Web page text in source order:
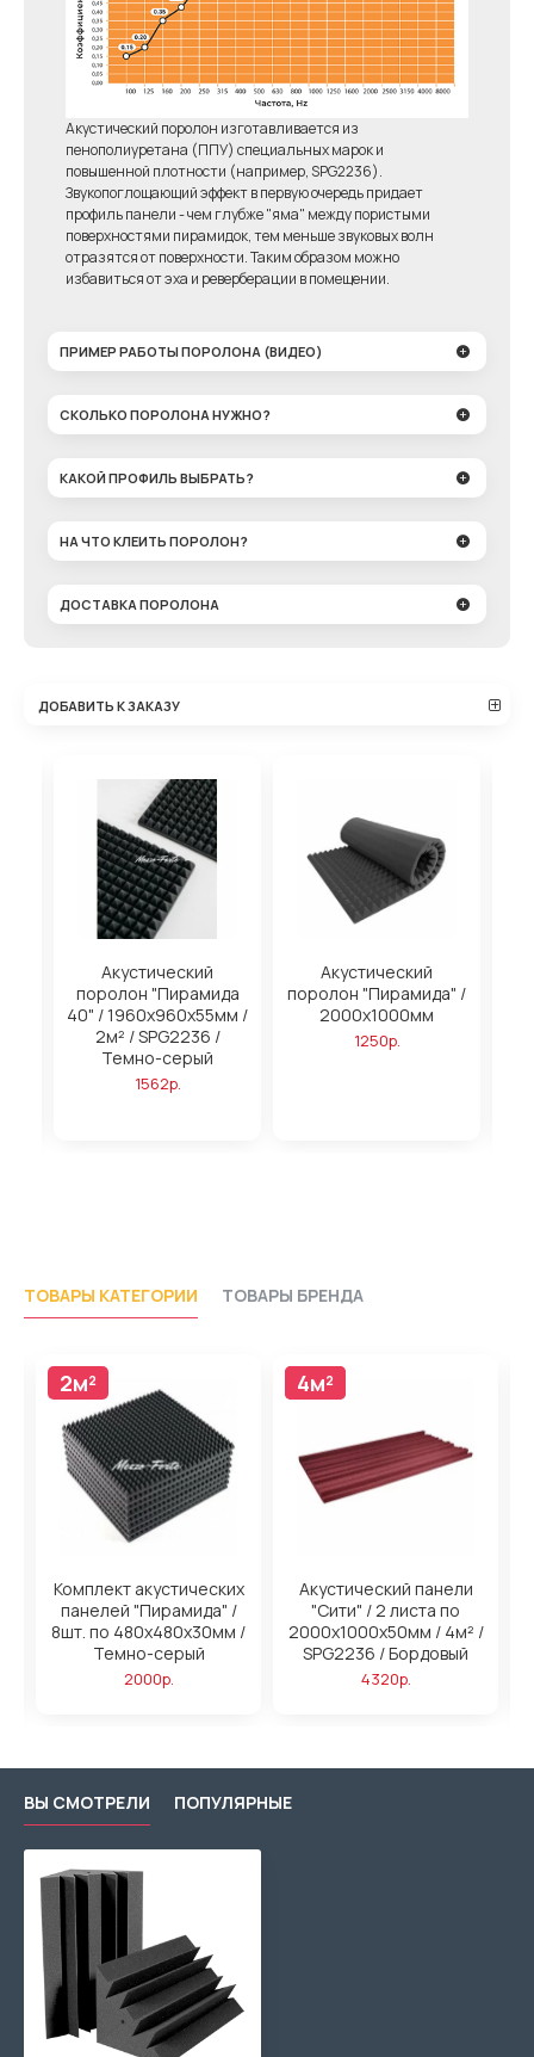
Акустический поролон изготавливается из
пенополиуретана (ППУ) специальных марок и
повышенной плотности (например, SPG2236).
Звукопоглощающий эффект в первую очередь придает
профиль панели - чем глубже "яма" между пористыми
поверхностями пирамидок, тем меньше звуковых волн
отразятся от поверхности. Таким образом можно
избавиться от эха и реверберации в помещении.
ПРИМЕР РАБОТЫ ПОРОЛОНА (ВИДЕО)
СКОЛЬКО ПОРОЛОНА НУЖНО?
КАКОЙ ПРОФИЛЬ ВЫБРАТЬ?
НА ЧТО КЛЕИТЬ ПОРОЛОН?
ДОСТАВКА ПОРОЛОНА
ДОБАВИТЬ К ЗАКАЗУ
Акустический
поролон "Пирамида
40" / 1960х960х55мм /
2м² / SPG2236 /
Темно-серый
1562р.
Акустический
поролон "Пирамида" /
2000х1000мм
1250р.
ТОВАРЫ КАТЕГОРИИ ТОВАРЫ БРЕНДА
2м²
Комплект акустических
панелей "Пирамида" /
8шт. по 480x480х30мм /
Темно-серый
2000р.
4м²
4м²
Акустический панели
"Сити" / 2 листа по
2000х1000х50мм / 4м² /
SPG2236 / Бордовый
4320р.
ВЫ СМОТРЕЛИ ПОПУЛЯРНЫЕ